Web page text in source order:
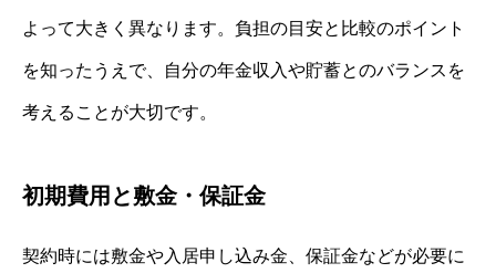
よって大きく異なります。負担の目安と比較のポイント
を知ったうえで、自分の年金収入や貯蓄とのバランスを
考えることが大切です。
初期費用と敷金・保証金
契約時には敷金や入居申し込み金、保証金などが必要に